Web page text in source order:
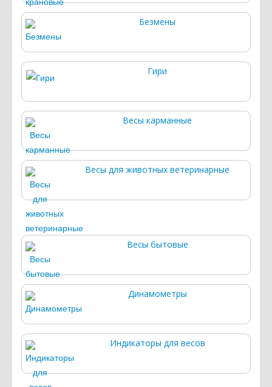
Безмены
Гири
Весы карманные
Весы для животных ветеринарные
Весы бытовые
Динамометры
Индикаторы для весов